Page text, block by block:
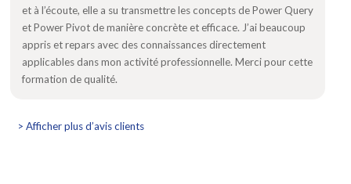
et à l’écoute, elle a su transmettre les concepts de Power Query
et Power Pivot de manière concrète et efficace. J’ai beaucoup
appris et repars avec des connaissances directement
applicables dans mon activité professionnelle. Merci pour cette
formation de qualité.
> Afficher plus d’avis clients